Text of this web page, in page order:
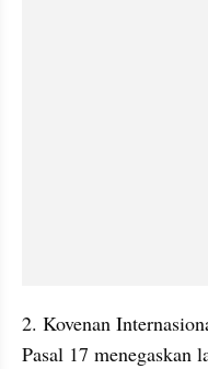
2. Kovenan
Pasal 17 menegaskan